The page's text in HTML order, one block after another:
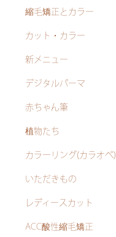
縮毛矯正とカラー
カット・カラー
新メニュー
デジタルパーマ
赤ちゃん筆
植物たち
カラーリング(カラオペ)
いただきもの
レディースカット
ACC酸性縮毛矯正